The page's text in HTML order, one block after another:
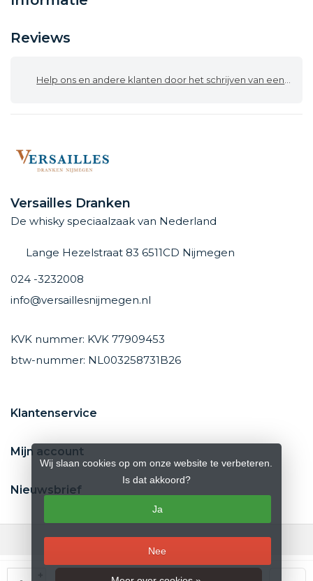
Reviews
Help ons en andere klanten door het schrijven van een review
Versailles Dranken
De whisky speciaalzaak van Nederland
Lange Hezelstraat 83 6511CD Nijmegen
024 -3232008
info@versaillesnijmegen.nl
KVK nummer: KVK 77909453
btw-nummer: NL003258731B26
Klantenservice
Mijn account
Nieuwsbrief
Wij slaan cookies op om onze website te verbeteren.
Is dat akkoord?
Ja
Nee
© Copyright 2026 Versailles Nijmegen - Powered